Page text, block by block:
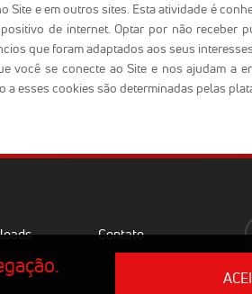
Site e em outros sites. Esta atividade é
de internet. Optar por não receber
que foram adaptados aos seus
você se conecte ao Site e nos ajudam a
esses cookies são determinadas pelas
Contato